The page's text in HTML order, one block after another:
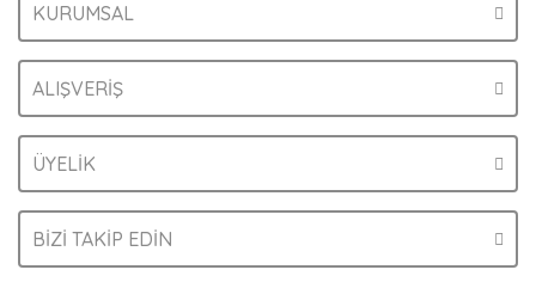
KURUMSAL
ALIŞVERİŞ
ÜYELİK
BİZİ TAKİP EDİN